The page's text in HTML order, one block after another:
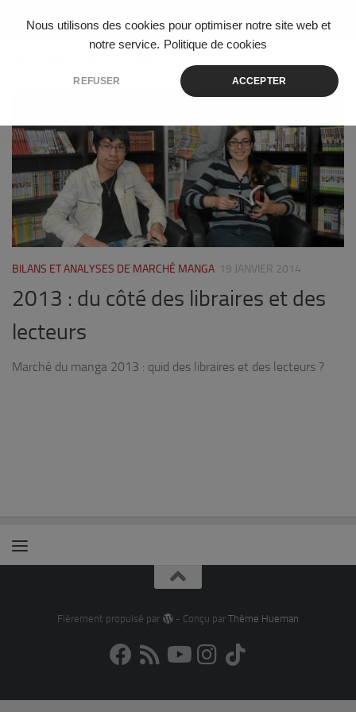
Nous utilisons des cookies pour optimiser notre site web et
notre service. Politique de cookies
REFUSER ACCEPTER
Skip to content
BILANS ET ANALYSES DE MARCHÉ MANGA 19 JANVIER 2014
2013 : du côté des libraires et des
lecteurs
Marché du manga 2013 : quid des libraires et des lecteurs ?
Fièrement propulsé par - Conçu par Thème Hueman